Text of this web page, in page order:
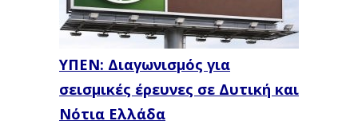
ΥΠΕΝ: Διαγωνισμός για
σεισμικές έρευνες σε Δυτική και
Νότια Ελλάδα